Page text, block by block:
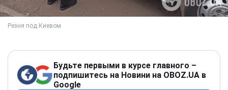
Будьте первыми в курсе главного –
подпишитесь на Новини на OBOZ.UA в
Google